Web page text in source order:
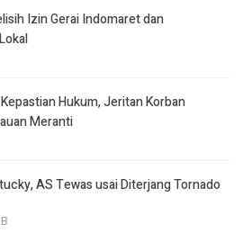
Izin Gerai Indomaret dan
Hukum, Jeritan Korban
Meranti
AS Tewas usai Diterjang Tornado